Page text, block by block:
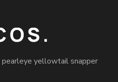
pearleye yellowtail snapper